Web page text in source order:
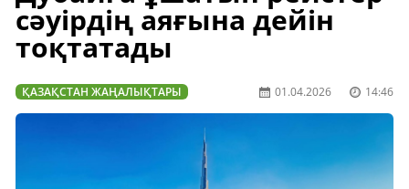
сәуірдің аяғына дейін
тоқтатады
ҚАЗАҚСТАН ЖАҢАЛЫҚТАРЫ 01.04.2026 14:46